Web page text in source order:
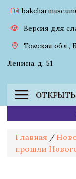
Версия для
Томская обл.,
Ленина, д. 51
Главная /
прошли